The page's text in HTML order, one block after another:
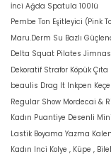
İnci Ağda Spatula 100lü
Pembe Ton Eşitleyici (Pink
Maru.Derm Su Bazlı
Delta Squat Pilates
Dekoratif Strafor Köpük Çıta
beaulis Drag It Inkpen Keçe
Regular Show Mordecai &
Kadın Puantiye Desenli
Lastik Boyama Yazma
Kadın Inci Kolye , Küpe ,